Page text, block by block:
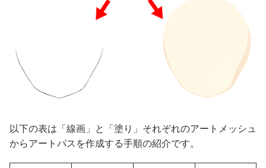
以下の表は「線画」と「塗り」それぞれのアートメッシュ
からアートパスを作成する手順の紹介です。